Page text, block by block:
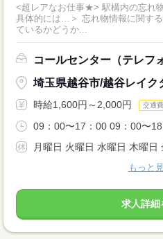
<超レアなお仕事★> 駅構内の忘れ物情報に関する問い合わせ窓口 ＜
具体的には…＞ 忘れ物情報に関す
ているかどうか...
コールセンター（テレフ
埼玉県越谷市/越谷レイク
時給1,600円～2,000円 交通
09：00〜17：00 09：00〜18
月曜日 火曜日 水曜日 木曜日
もっと
求人詳細